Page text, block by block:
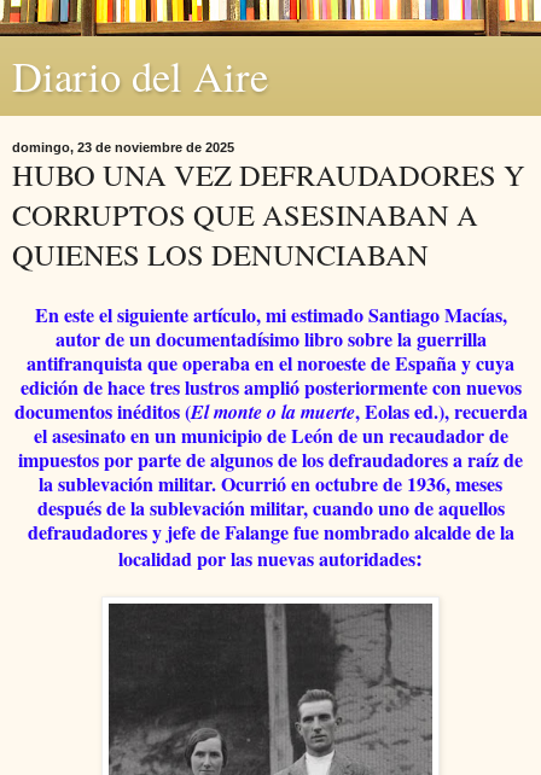
Diario del Aire
domingo, 23 de noviembre de 2025
HUBO UNA VEZ DEFRAUDADORES Y
CORRUPTOS QUE ASESINABAN A
QUIENES LOS DENUNCIABAN
En este el siguiente artículo, mi estimado Santiago Macías,
autor de un documentadísimo libro sobre la guerrilla
antifranquista que operaba en el noroeste de España y cuya
edición de hace tres lustros amplió posteriormente con nuevos
documentos inéditos (El monte o la muerte, Eolas ed.), recuerda
el asesinato en un municipio de León de un recaudador de
impuestos por parte de algunos de los defraudadores a raíz de
la sublevación militar. Ocurrió en octubre de 1936, meses
después de la sublevación militar, cuando uno de aquellos
defraudadores y jefe de Falange fue nombrado alcalde de la
localidad por las nuevas autoridades: